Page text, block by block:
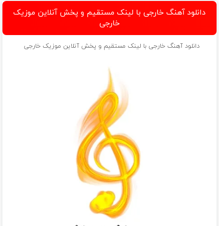
دانلود آهنگ خارجی با لینک مستقیم و پخش آنلاین موزیک
خارجی
دانلود آهنگ خارجی با لینک مستقیم و پخش آنلاین موزیک خارجی